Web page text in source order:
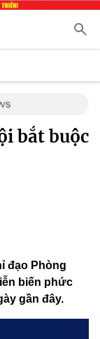
bắt buộc
đạo Phòng
biến phức
gần đây.